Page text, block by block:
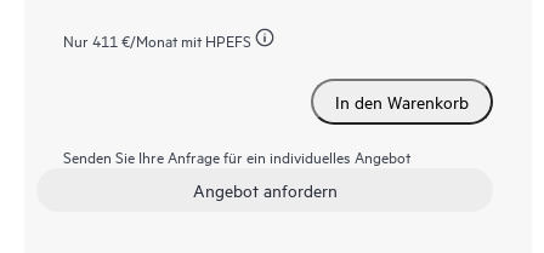
Nur 411 €/Monat mit HPEFS
In den Warenkorb
Senden Sie Ihre Anfrage für ein individuelles Angebot
Angebot anfordern